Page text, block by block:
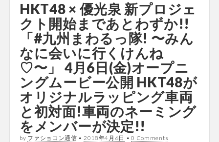
HKT48 × 優光泉 新プロジェ
クト開始まであとわずか!!
「#九州まわるっ隊! 〜みん
なに会いに行くけんね
♡〜」 4月6日(金)オープニ
ングムービー公開 HKT48が
オリジナルラッピング車両
と初対面!車両のネーミング
をメンバーが決定!!
by ファショコン通信 • 2018年4月6日 •0 Comments